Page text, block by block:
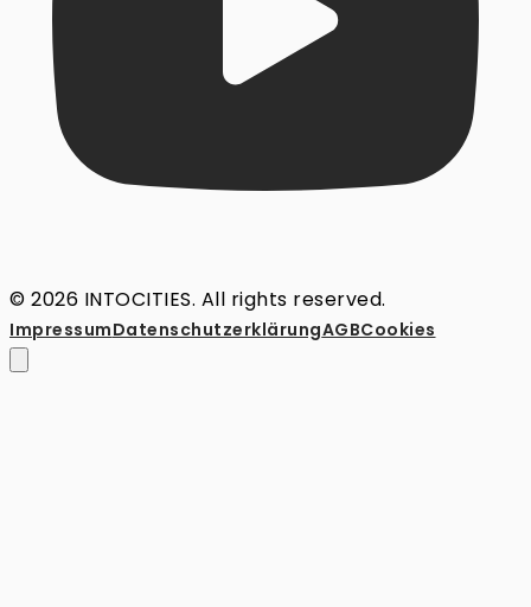
© 2026 INTOCITIES. All rights reserved.
ImpressumDatenschutz­erklärungAGBCookies